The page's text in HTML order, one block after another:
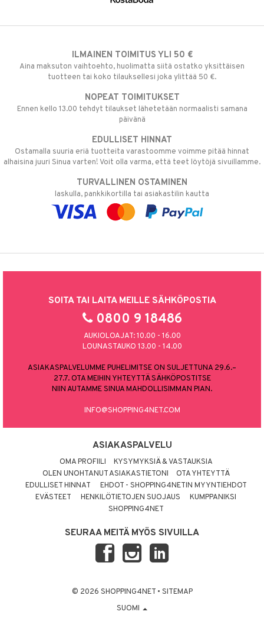
ILMAINEN TOIMITUS YLI 50 €
Aina maksuton vaihtoehto, huolimatta siitä ostatko yksittäisen
tuotteen tai koko tilauksellesi joka ylittää 50 €.
NOPEAT TOIMITUKSET
Ennen kello 13.00 tehdyt tilaukset lähetetään normaalisti samana
päivänä
EDULLISET HINNAT
Ostamalla suuria eriä tuotteita varastoomme voimme pitää hinnat
alhaisina juuri Sinua varten! Voit olla varma, että teet löytöjä sivuillamme.
TURVALLINEN OSTAMINEN
laskulla, pankkikortilla tai asiakastilin kautta
SOITA TAI LAITA MEILLE SÄHKÖPOSTIA
0800 9 18486
AUKIOLOAJAT: 10.00 - 16.00
LOUNASTAUKO 13.00 - 14.00
ASIAKASPALVELUMME PUHELIMITSE ON SULJETTUNA 29.6.–
27.7. OTA MEIHIN YHTEYTTÄ SÄHKÖPOSTITSE
NIIN AUTAMME SINUA MAHDOLLISIMMAN PIAN.
INFO@SHOPPING4NET.COM
ASIAKASPALVELU
OMA PROFIILI
KYSYMYKSIÄ & VASTAUKSIA
OLEN UNOHTANUT ASIAKASTIETONI
OTA YHTEYTTÄ
EDULLISET HINNAT
EHDOT - SHOPPING4NETIN MYYNTIEHDOT
EVÄSTEET
HENKILÖTIETOJEN SUOJAUS
KUMPPANIKSI
SHOPPING4NET
SEURAA MEITÄ MYÖS SIVUILLA
© 2026 SHOPPING4NET • SITEMAP
SUOMI